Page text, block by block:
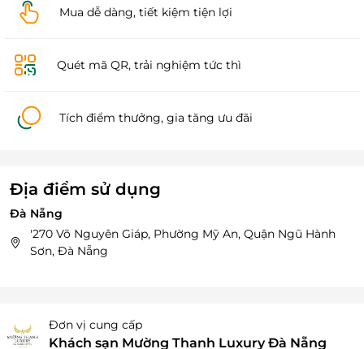
Mua dễ dàng, tiết kiệm tiện lợi
Quét mã QR, trải nghiệm tức thì
Tích điểm thưởng, gia tăng ưu đãi
Địa điểm sử dụng
Đà Nẵng
'270 Võ Nguyên Giáp, Phường Mỹ An, Quận Ngũ Hành
Sơn, Đà Nẵng
Đơn vị cung cấp
Khách sạn Mường Thanh Luxury Đà Nẵng